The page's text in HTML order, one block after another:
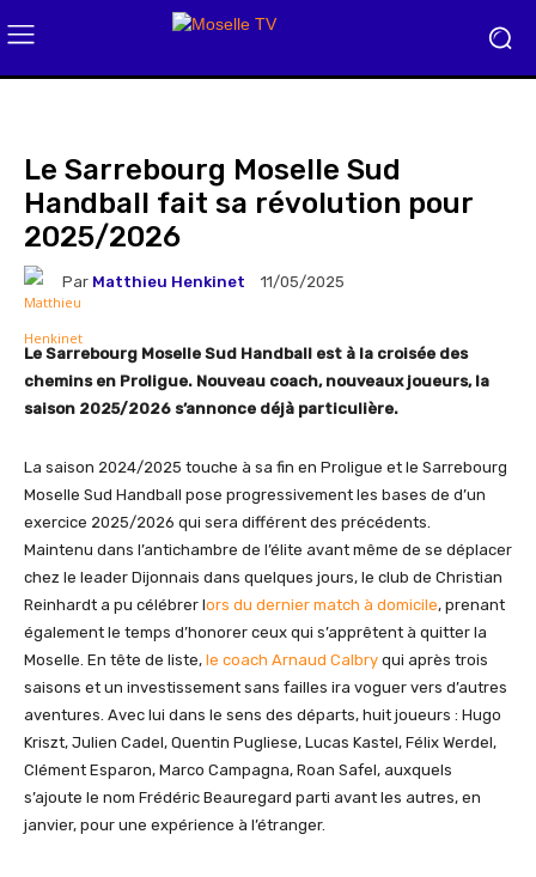
Le Sarrebourg Moselle Sud
Handball fait sa révolution pour
2025/2026
Par Matthieu Henkinet 11/05/2025
Le Sarrebourg Moselle Sud Handball est à la croisée des
chemins en Proligue. Nouveau coach, nouveaux joueurs, la
saison 2025/2026 s’annonce déjà particulière.
La saison 2024/2025 touche à sa fin en Proligue et le Sarrebourg
Moselle Sud Handball pose progressivement les bases de d’un
exercice 2025/2026 qui sera différent des précédents.
Maintenu dans l’antichambre de l’élite avant même de se déplacer
chez le leader Dijonnais dans quelques jours, le club de Christian
Reinhardt a pu célébrer lors du dernier match à domicile, prenant
également le temps d’honorer ceux qui s’apprêtent à quitter la
Moselle. En tête de liste, le coach Arnaud Calbry qui après trois
saisons et un investissement sans failles ira voguer vers d’autres
aventures. Avec lui dans le sens des départs, huit joueurs : Hugo
Kriszt, Julien Cadel, Quentin Pugliese, Lucas Kastel, Félix Werdel,
Clément Esparon, Marco Campagna, Roan Safel, auxquels
s’ajoute le nom Frédéric Beauregard parti avant les autres, en
janvier, pour une expérience à l’étranger.